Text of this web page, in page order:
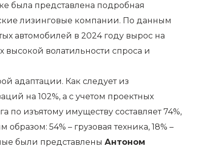
была представлена подробная
лизинговые компании. По данным
автомобилей в 2024 году вырос на
высокой волатильности спроса и
адаптации. Как следует из
на 102%, а с учетом проектных
по изъятому имуществу составляет 74%,
54% – грузовая техника, 18% –
были представлены Антоном